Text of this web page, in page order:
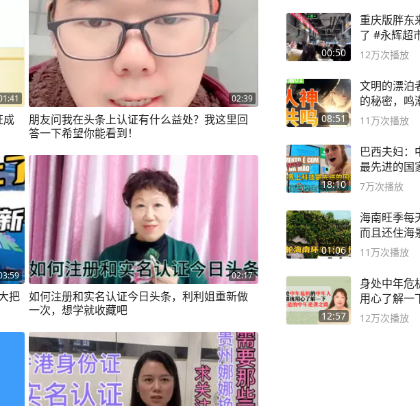
成
02:39
朋友问我在头条上认证有什么益处？我这里回
答一下希望你能看到！
把
02:17
如何注册和实名认证今日头条，利利姐重新做
一次，想学就收藏吧
00:50
重庆版胖东
了 #永辉超
12万次播放
08:51
文明的漂泊
的秘密，鸣
11万次播放
18:10
巴西夫妇：
最先进的国
2999年
7万次播放
01:06
海南旺季每
而且还住海
亚合适
11万次播放
12:57
身处中年危
用心了解一
袭之路
12万次播放